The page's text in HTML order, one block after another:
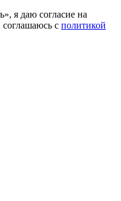
я даю согласие на
соглашаюсь с политикой